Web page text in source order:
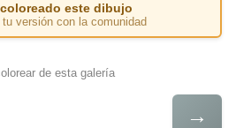
este dibujo
tu versión con la comunidad
de esta galería
→